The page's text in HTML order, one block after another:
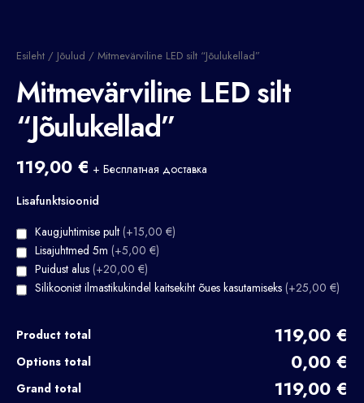
Esileht / Jõulud / Mitmevärviline LED silt “Jõulukellad”
Mitmevärviline LED silt
“Jõulukellad”
119,00 € + Бесплатная доставка
Lisafunktsioonid
Kaugjuhtimise pult (+15,00 €)
Lisajuhtmed 5m (+5,00 €)
Puidust alus (+20,00 €)
Silikoonist ilmastikukindel kaitsekiht õues kasutamiseks (+25,00 €)
Product total 119,00 €
Options total 0,00 €
Grand total 119,00 €